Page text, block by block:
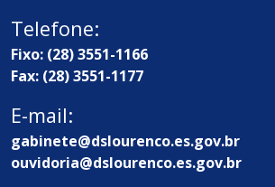
Telefone:
Fixo: (28) 3551-1166
Fax: (28) 3551-1177
E-mail:
gabinete@dslourenco.es.gov.br
ouvidoria@dslourenco.es.gov.br